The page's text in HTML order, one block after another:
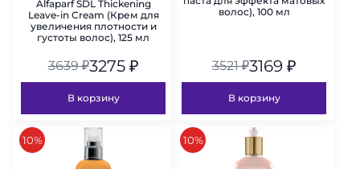
Alfaparf SDL Thickening
Leave-in Cream (Крем для
увеличения плотности и
густоты волос), 125 мл
3639₽3275₽
В корзину
волос), 100 мл
3521₽3169₽
В корзину
скидка
10% скидка
10%